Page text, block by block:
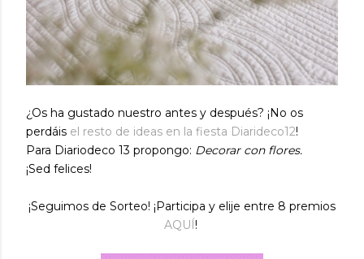
¿Os ha gustado nuestro antes y después? ¡No os
perdáis el resto de ideas en la fiesta Diarideco12!
Para Diariodeco 13 propongo: Decorar con flores.
¡Sed felices!
¡Seguimos de Sorteo! ¡Participa y elije entre 8 premios
AQUÍ!